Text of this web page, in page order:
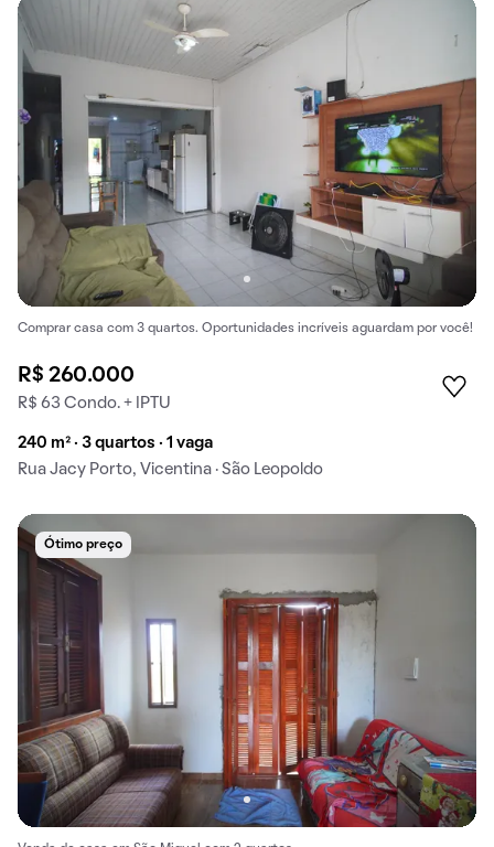
Comprar casa com 3 quartos. Oportunidades incríveis aguardam por você!
R$ 260.000
R$ 63 Condo. + IPTU
240 m² · 3 quartos · 1 vaga
Rua Jacy Porto, Vicentina · São Leopoldo
Ótimo preço